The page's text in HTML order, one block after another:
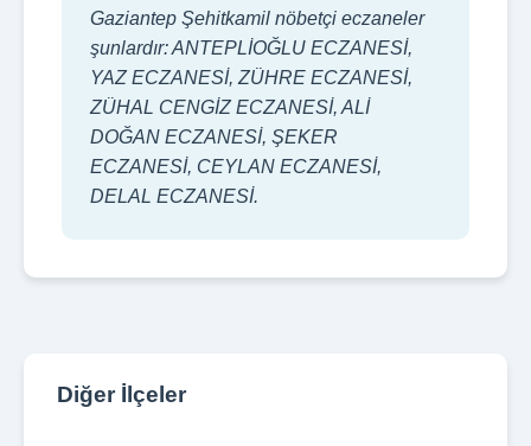
Gaziantep Şehitkamil nöbetçi eczaneler
şunlardır: ANTEPLİOĞLU ECZANESİ,
YAZ ECZANESİ, ZÜHRE ECZANESİ,
ZÜHAL CENGİZ ECZANESİ, ALİ
DOĞAN ECZANESİ, ŞEKER
ECZANESİ, CEYLAN ECZANESİ,
DELAL ECZANESİ.
Diğer İlçeler